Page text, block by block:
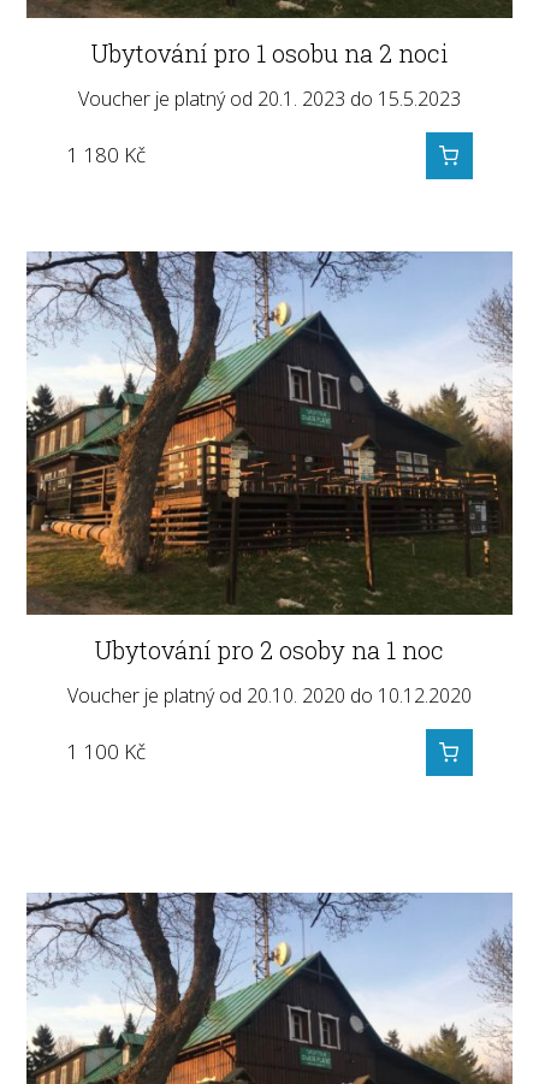
Ubytování pro 1 osobu na 2 noci
Voucher je platný od 20.1. 2023 do 15.5.2023
1 180 Kč
Ubytování pro 2 osoby na 1 noc
Voucher je platný od 20.10. 2020 do 10.12.2020
1 100 Kč